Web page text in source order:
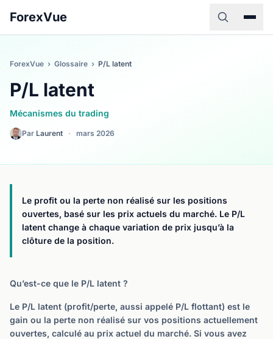
ForexVue
ForexVue › Glossaire › P/L latent
P/L latent
Mécanismes du trading
Par Laurent · mars 2026
Le profit ou la perte non réalisé sur les positions
ouvertes, basé sur les prix actuels du marché. Le P/L
latent change à chaque variation de prix jusqu’à la
clôture de la position.
Qu’est-ce que le P/L latent ?
Le P/L latent (profit/perte, aussi appelé P/L flottant) est le
gain ou la perte non réalisé sur vos positions actuellement
ouvertes, calculé au prix actuel du marché. Si vous avez